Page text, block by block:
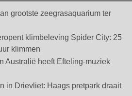
grootste zeegrasaquarium ter
klimbeleving Spider City: 25
klimmen
Australië heeft Efteling-muziek
in Drievliet: Haags pretpark draait